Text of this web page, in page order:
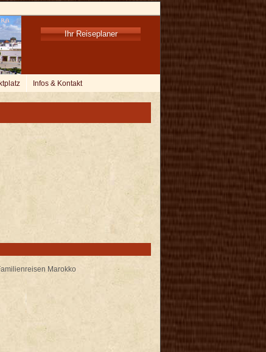
Ihr Reiseplaner
Infos & Kontakt